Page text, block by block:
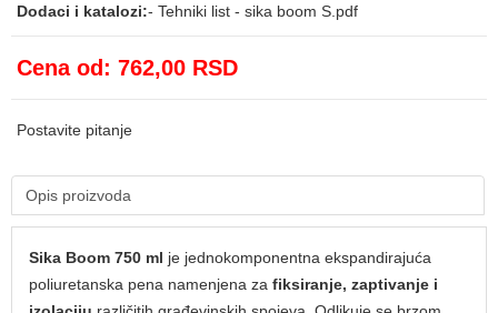
Dodaci i katalozi:- Tehniki list - sika boom S.pdf
Cena od: 762,00 RSD
Postavite pitanje
Opis proizvoda
Sika Boom 750 ml je jednokomponentna ekspandirajuća
poliuretanska pena namenjena za fiksiranje, zaptivanje i